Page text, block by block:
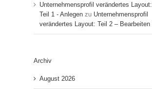
Unternehmensprofil verändertes Layout:
Teil 1 - Anlegenzu Unternehmensprofil
verändertes Layout: Teil 2 – Bearbeiten
Archiv
August 2026